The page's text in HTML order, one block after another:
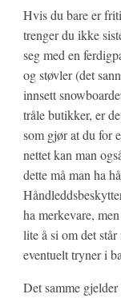
Hvis du bare er
trenger du ikke
seg med en
og støvler (det
innsett
tråle butikker, er
som gjør at du for
nettet kan man
dette må man ha
ha merkevare,
lite å si om det
eventuelt tryner i
Det samme